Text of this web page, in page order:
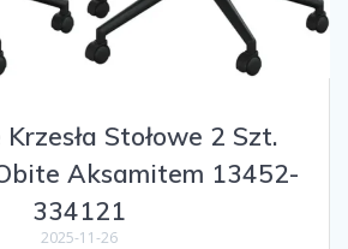
Stołowe 2 Szt.
Aksamitem 13452-
334121
2025-11-26